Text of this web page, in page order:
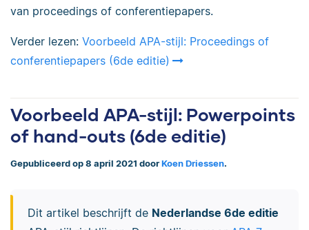
van proceedings of conferentiepapers.
Verder lezen: Voorbeeld APA-stijl: Proceedings of
conferentiepapers (6de editie)
Voorbeeld APA-stijl: Powerpoints
of hand-outs (6de editie)
Gepubliceerd op 8 april 2021 door Koen Driessen.
Dit artikel beschrijft de Nederlandse 6de editie